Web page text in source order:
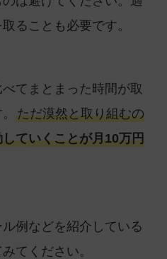
ることも必要です。
てまとまった時間が取
ただ漠然と取り組むの
ていくことが月10万円
例などを紹介している
てください。